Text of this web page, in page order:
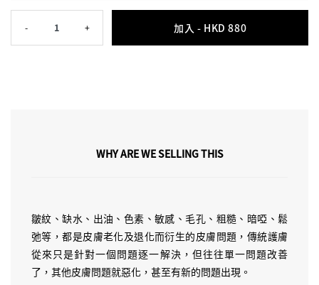
- 1 + 加入 - HKD 880
WHY ARE WE SELLING THIS
皺紋、缺水、出油、色素、敏感、毛孔、粗糙、暗啞、鬆
弛等，都是皮膚老化及退化而衍生的皮膚問題，傳統護膚
從來只是針對一個問題逐一解決，但往往單一問題改善
了，其他皮膚問題就惡化，甚至有新的問題出現。